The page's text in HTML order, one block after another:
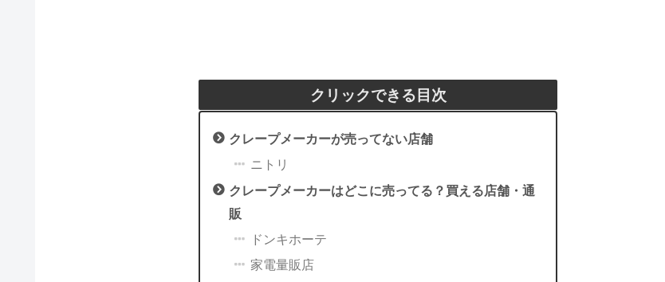
クリックできる目次
クレープメーカーが売ってない店舗
ニトリ
クレープメーカーはどこに売ってる？買える店舗・通
販
ドンキホーテ
家電量販店